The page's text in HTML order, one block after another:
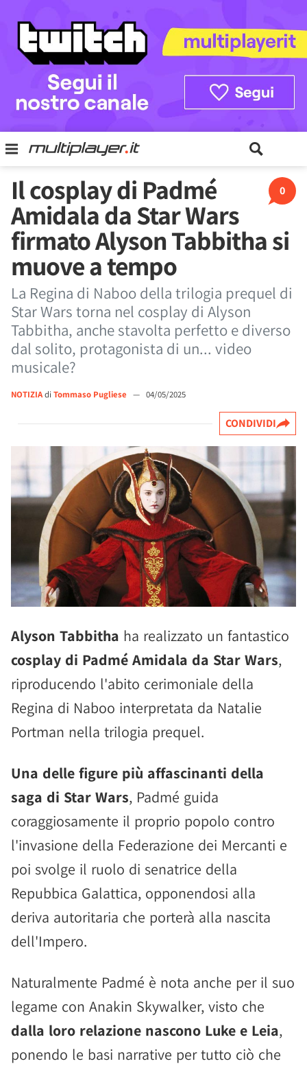
0
Il cosplay di Padmé
Amidala da Star Wars
firmato Alyson Tabbitha si
muove a tempo
La Regina di Naboo della trilogia prequel di
Star Wars torna nel cosplay di Alyson
Tabbitha, anche stavolta perfetto e diverso
dal solito, protagonista di un... video
musicale?
NOTIZIAdi Tommaso Pugliese — 04/05/2025
CONDIVIDI
Alyson Tabbitha ha realizzato un fantastico
cosplay di Padmé Amidala da Star Wars,
riproducendo l'abito cerimoniale della
Regina di Naboo interpretata da Natalie
Portman nella trilogia prequel.
Una delle figure più affascinanti della
saga di Star Wars, Padmé guida
coraggiosamente il proprio popolo contro
l'invasione della Federazione dei Mercanti e
poi svolge il ruolo di senatrice della
Repubbica Galattica, opponendosi alla
deriva autoritaria che porterà alla nascita
dell'Impero.
Naturalmente Padmé è nota anche per il suo
legame con Anakin Skywalker, visto che
dalla loro relazione nascono Luke e Leia,
ponendo le basi narrative per tutto ciò che